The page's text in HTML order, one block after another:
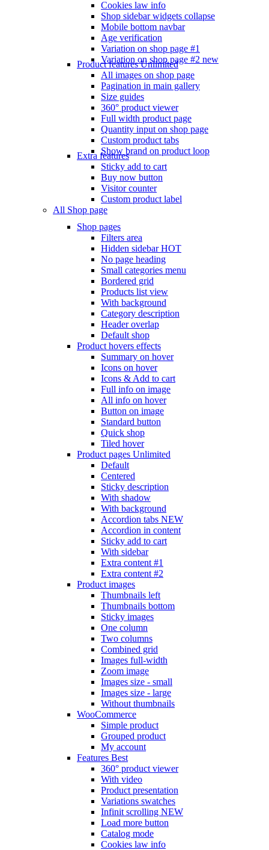
Cookies law info
Shop sidebar widgets collapse
Mobile bottom navbar
Age verification
Variation on shop page #1
Variation on shop page #2 new
Product featuresUnlimited
All images on shop page
Pagination in main gallery
Size guides
360° product viewer
Full width product page
Quantity input on shop page
Custom product tabs
Show brand on product loop
Extra features
Sticky add to cart
Buy now button
Visitor counter
Custom product label
All Shop page
Shop pages
Filters area
Hidden sidebarHOT
No page heading
Small categories menu
Bordered grid
Products list view
With background
Category description
Header overlap
Default shop
Product hovers effects
Summary on hover
Icons on hover
Icons & Add to cart
Full info on image
All info on hover
Button on image
Standard button
Quick shop
Tiled hover
Product pages Unlimited
Default
Centered
Sticky description
With shadow
With background
Accordion tabs NEW
Accordion in content
Sticky add to cart
With sidebar
Extra content #1
Extra content #2
Product images
Thumbnails left
Thumbnails bottom
Sticky images
One column
Two columns
Combined grid
Images full-width
Zoom image
Images size - small
Images size - large
Without thumbnails
WooCommerce
Simple product
Grouped product
My account
Features Best
360° product viewer
With video
Product presentation
Variations swatches
Infinit scrolling NEW
Load more button
Catalog mode
Cookies law info